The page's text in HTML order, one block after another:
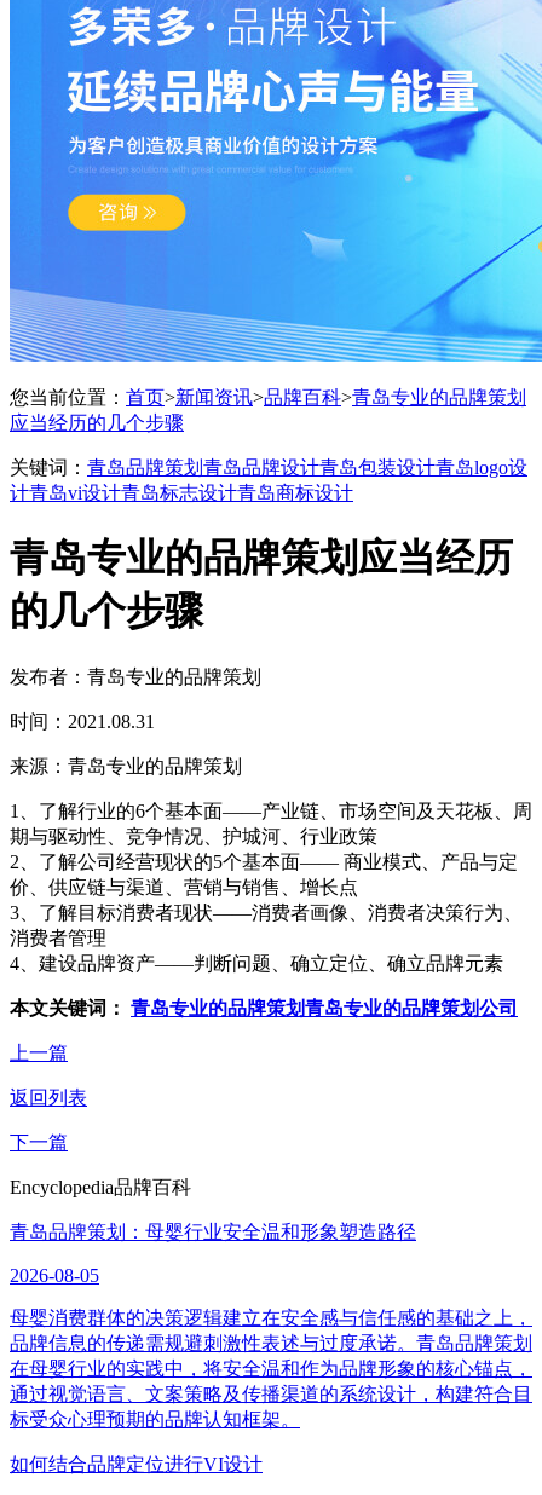
您当前位置： 首页>新闻资讯>品牌百科>青岛专业的品牌策划
应当经历的几个步骤
关键词： 青岛品牌策划 青岛品牌设计青岛包装设计青岛logo设
计青岛vi设计青岛标志设计青岛商标设计
青岛专业的品牌策划应当经历
的几个步骤
发布者：青岛专业的品牌策划
时间：2021.08.31
来源：青岛专业的品牌策划
1、了解行业的6个基本面——产业链、市场空间及天花板、周
期与驱动性、竞争情况、护城河、行业政策
2、了解公司经营现状的5个基本面—— 商业模式、产品与定
价、供应链与渠道、营销与销售、增长点
3、了解目标消费者现状——消费者画像、消费者决策行为、
消费者管理
4、建设品牌资产——判断问题、确立定位、确立品牌元素
本文关键词： 青岛专业的品牌策划青岛专业的品牌策划公司
上一篇
返回列表
下一篇
Encyclopedia品牌百科
青岛品牌策划：母婴行业安全温和形象塑造路径
2026-08-05
母婴消费群体的决策逻辑建立在安全感与信任感的基础之上，
品牌信息的传递需规避刺激性表述与过度承诺。青岛品牌策划
在母婴行业的实践中，将安全温和作为品牌形象的核心锚点，
通过视觉语言、文案策略及传播渠道的系统设计，构建符合目
标受众心理预期的品牌认知框架。
如何结合品牌定位进行VI设计